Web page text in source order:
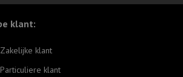
klant:
Zakelijke klant
Particuliere klant